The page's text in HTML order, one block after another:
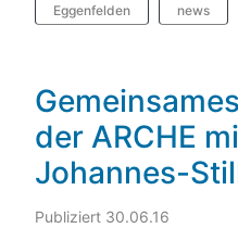
Eggenfelden news
der ARCHE
Johannes-
Publiziert 30.06.16